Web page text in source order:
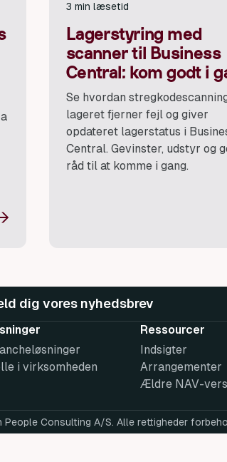
3 min læsetid
Lagerstyring med
scanner til Business
Central: kom godt i
Se hvordan
lageret fjerner fejl og giver
opdateret lagerstatus i
Central. Gevinster, udstyr og
råd til at komme i gang.
dig vores nyhedsbrev
i virksomheden
Ressourcer
Indsigter
Arrangementer
Ældre NAV-
Consulting A/S. Alle rettigheder